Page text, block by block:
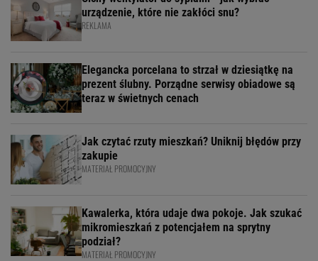
urządzenie, które nie zakłóci snu?
REKLAMA
Elegancka porcelana to strzał w dziesiątkę na
prezent ślubny. Porządne serwisy obiadowe są
teraz w świetnych cenach
Jak czytać rzuty mieszkań? Uniknij błędów przy
zakupie
MATERIAŁ PROMOCYJNY
Kawalerka, która udaje dwa pokoje. Jak szukać
mikromieszkań z potencjałem na sprytny
podział?
MATERIAŁ PROMOCYJNY